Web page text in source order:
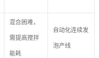
混合困难，
需提高搅拌
能耗
自动化连续发
泡产线